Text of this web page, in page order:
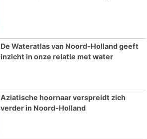
De Wateratlas van Noord-Holland geeft
inzicht in onze relatie met water
Aziatische hoornaar verspreidt zich
verder in Noord-Holland